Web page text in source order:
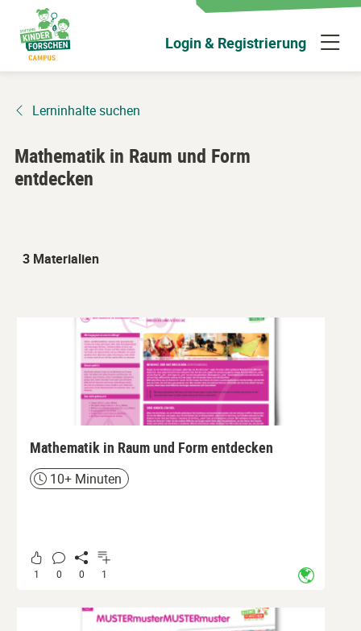
Hauptinhalt
wechseln
Login & Registrierung
Lerninhalte suchen
Mathematik in Raum und Form
entdecken
3 Materialien
Mathematik in Raum und Form entdecken
Zeit10+ Minuten
1 0 0 1